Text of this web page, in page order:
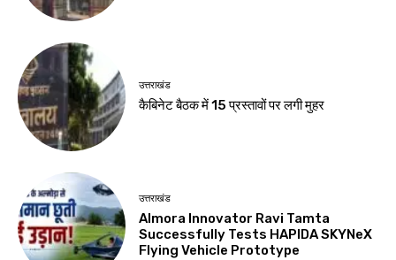
उत्तराखंड
कैबिनेट बैठक में 15 प्रस्तावों पर लगी मुहर
उत्तराखंड
Almora Innovator Ravi Tamta
Successfully Tests HAPIDA SKYNeX
Flying Vehicle Prototype